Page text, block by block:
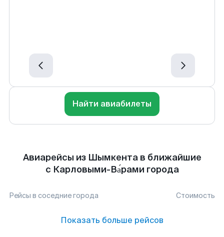
Найти авиабилеты
Авиарейсы из Шымкента в ближайшие
с Карловыми-Ва́рами города
Рейсы в соседние города Стоимость
Показать больше рейсов